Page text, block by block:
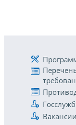
Вакансии